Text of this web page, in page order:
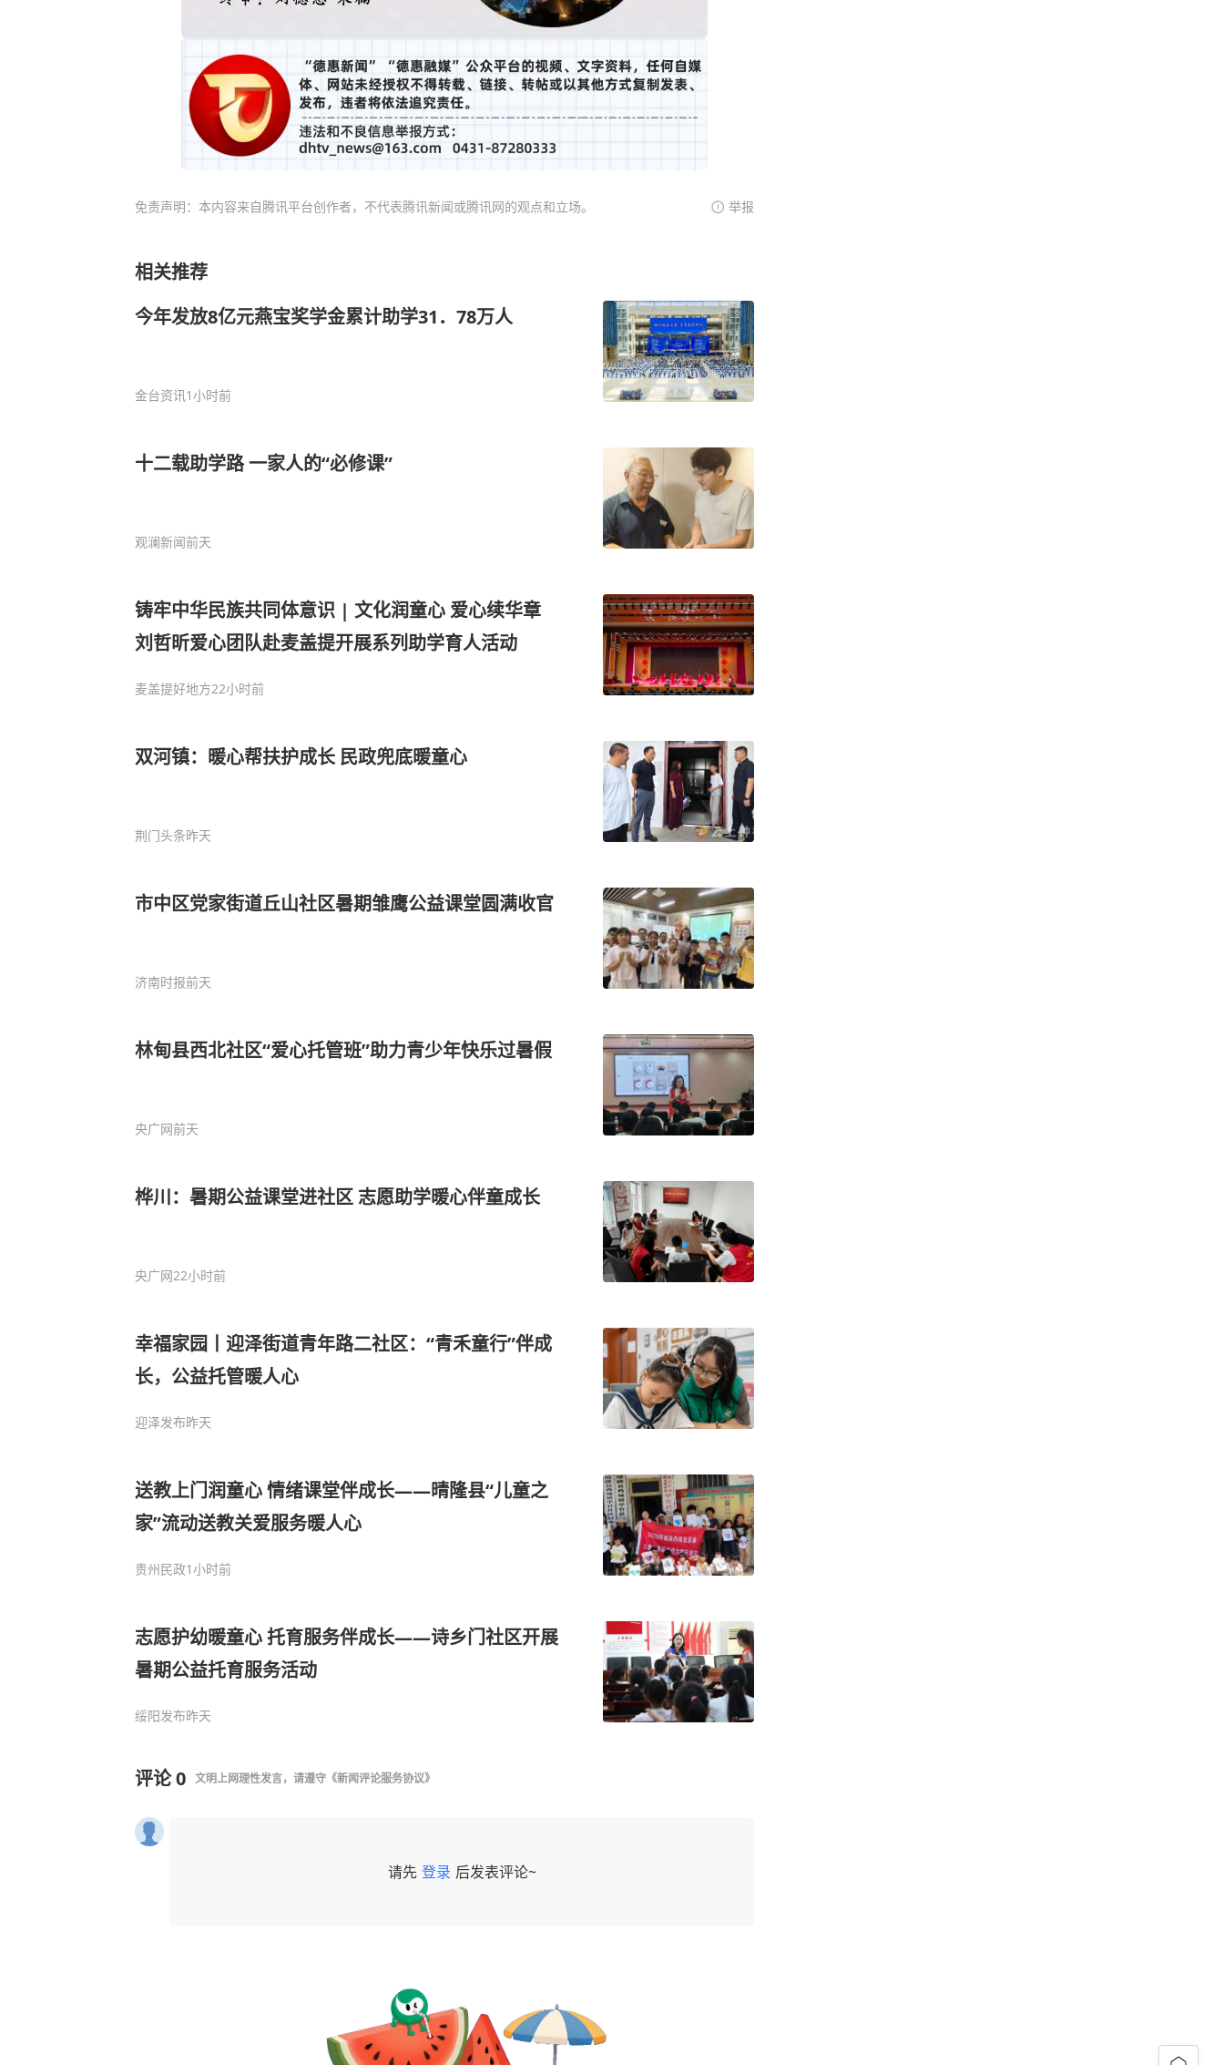
免责声明：本内容来自腾讯平台创作者，不代表腾讯新闻或腾讯网的观点和立场。 举报
相关推荐
今年发放8亿元燕宝奖学金累计助学31．78万人
金台资讯1小时前
十二载助学路 一家人的“必修课”
观澜新闻前天
铸牢中华民族共同体意识 | 文化润童心 爱心续华章
刘哲昕爱心团队赴麦盖提开展系列助学育人活动
麦盖提好地方22小时前
双河镇：暖心帮扶护成长 民政兜底暖童心
荆门头条昨天
市中区党家街道丘山社区暑期雏鹰公益课堂圆满收官
济南时报前天
林甸县西北社区“爱心托管班”助力青少年快乐过暑假
央广网前天
桦川：暑期公益课堂进社区 志愿助学暖心伴童成长
央广网22小时前
幸福家园丨迎泽街道青年路二社区：“青禾童行”伴成
长，公益托管暖人心
迎泽发布昨天
送教上门润童心 情绪课堂伴成长——晴隆县“儿童之
家”流动送教关爱服务暖人心
贵州民政1小时前
志愿护幼暖童心 托育服务伴成长——诗乡门社区开展
暑期公益托育服务活动
绥阳发布昨天
评论0 文明上网理性发言，请遵守 《新闻评论服务协议》
请先 登录 后发表评论~